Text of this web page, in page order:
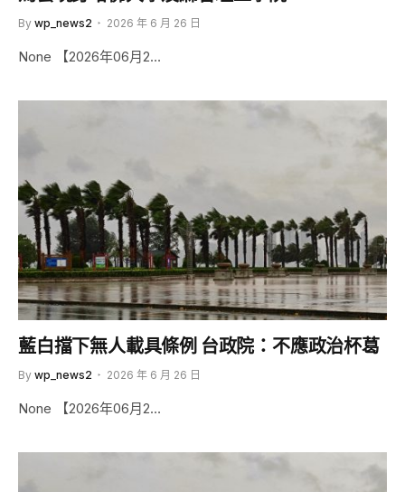
By wp_news2 2026 年 6 月 26 日
None 【2026年06月2…
藍白擋下無人載具條例 台政院：不應政治杯葛
By wp_news2 2026 年 6 月 26 日
None 【2026年06月2…